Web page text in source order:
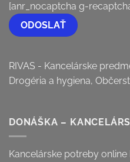
[anr_nocaptcha g-
RIVAS - Kancelárske
Drogéria a hygiena,
DONÁŠKA –
Kancelárske potreby